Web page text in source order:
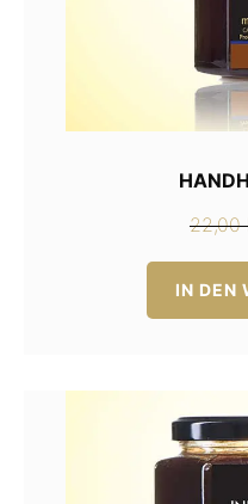
22,00
IN DEN